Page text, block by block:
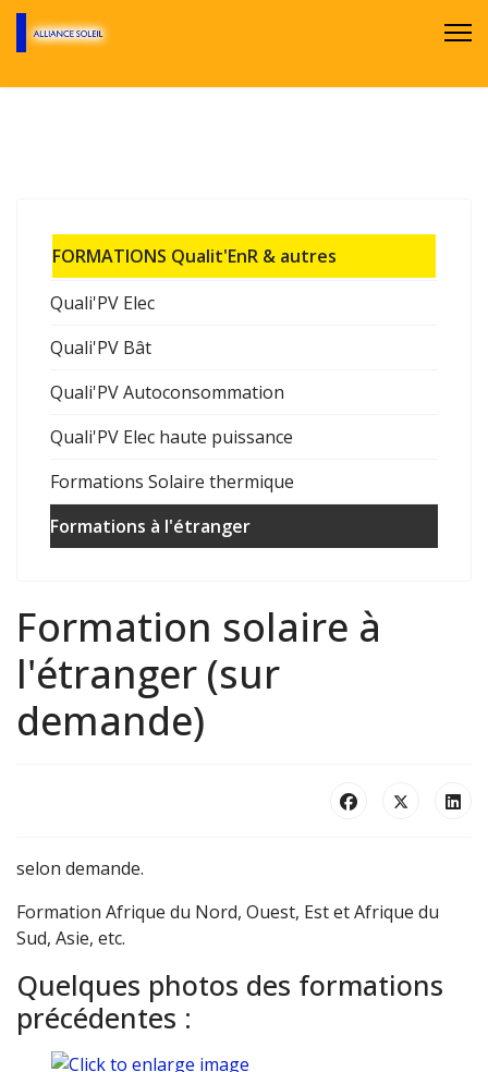
FORMATIONS Qualit'EnR & autres
Quali'PV Elec
Quali'PV Bât
Quali'PV Autoconsommation
Quali'PV Elec haute puissance
Formations Solaire thermique
Formations à l'étranger
Formation solaire à
l'étranger (sur
demande)
selon demande.
Formation Afrique du Nord, Ouest, Est et Afrique du
Sud, Asie, etc.
Quelques photos des formations
précédentes :